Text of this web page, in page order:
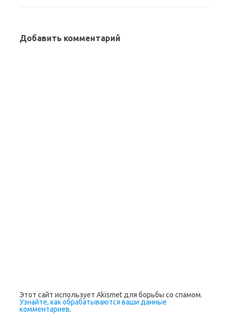
Добавить комментарий
Этот сайт использует Akismet для борьбы со спамом.
Узнайте, как обрабатываются ваши данные
комментариев.